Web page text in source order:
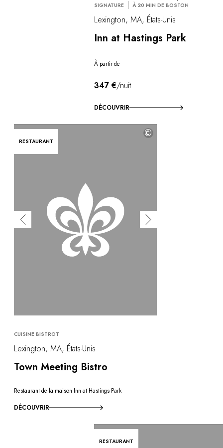
SIGNATURE
À 20 MIN DE BOSTON
Lexington, MA, États-Unis
Inn at Hastings Park
À partir de
347 €/nuit
DÉCOUVRIR
RESTAURANT
©
CUISINE BISTROT
Lexington, MA, États-Unis
Town Meeting Bistro
Restaurant de la maison Inn at Hastings Park
DÉCOUVRIR
RESTAURANT